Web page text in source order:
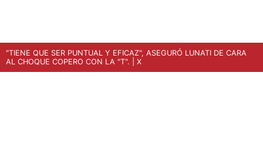
"TIENE QUE SER PUNTUAL Y EFICAZ", ASEGURÓ LUNATI DE CARA
AL CHOQUE COPERO CON LA "T".
| X